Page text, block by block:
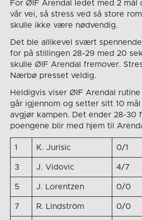
For ØIF Arendal ledet med 2
vår vei, så stress ved så store
skulle ikke være nødvendig.
Det ble allikevel svært
for på stillingen 28-29 med 20
skulle ØIF Arendal fremover.
Nærbø presset veldig.
Heldigvis viser ØIF Arendal
går igjennom og setter sitt 10
avgjør kampen. Det ender 28-30
poengene blir med hjem til
1 K. Jurisic 0/1
3 J. Vidovic 4/7
5 J. Lorentzen 0/0
7 R. Lindström 0/0